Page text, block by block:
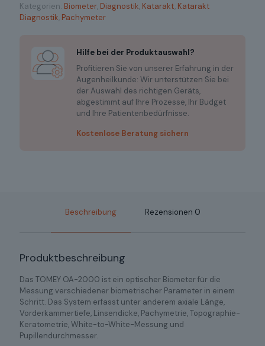
Kategorien: Biometer, Diagnostik, Katarakt, Katarakt
Diagnostik, Pachymeter
Hilfe bei der Produktauswahl?
Profitieren Sie von unserer Erfahrung in der
Augenheilkunde: Wir unterstützen Sie bei
der Auswahl des richtigen Geräts,
abgestimmt auf Ihre Prozesse, Ihr Budget
und Ihre Patientenbedürfnisse.
Kostenlose Beratung sichern
Beschreibung Rezensionen 0
Produktbeschreibung
Das TOMEY OA-2000 ist ein optischer Biometer für die
Messung verschiedener biometrischer Parameter in einem
Schritt. Das System erfasst unter anderem axiale Länge,
Vorderkammertiefe, Linsendicke, Pachymetrie, Topographie-
Keratometrie, White-to-White-Messung und
Pupillendurchmesser.